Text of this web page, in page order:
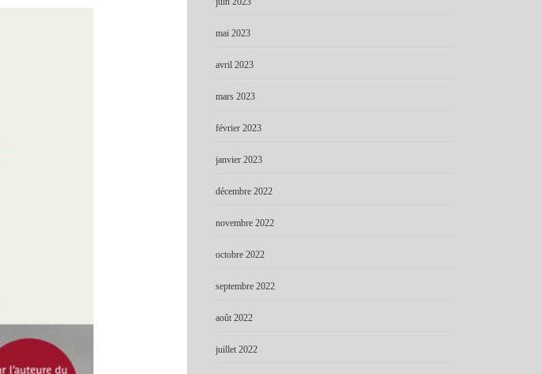
mai 2023
avril 2023
mars 2023
février 2023
janvier 2023
décembre 2022
novembre 2022
octobre 2022
septembre 2022
août 2022
juillet 2022